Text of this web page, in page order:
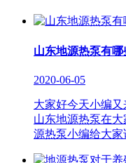
山东地源热泵有哪
2020-06-05
大家好今天小编又
山东地源热泵在
源热泵小编给大家